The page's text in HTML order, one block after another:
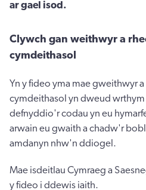
ar gael isod.
Clywch gan weithwyr a
cymdeithasol
Yn y fideo yma mae gweithwyr
cymdeithasol yn dweud
defnyddio'r codau yn eu
arwain eu gwaith a chadw'r
amdanyn nhw'n ddiogel.
Mae isdeitlau Cymraeg a
y fideo i ddewis iaith.